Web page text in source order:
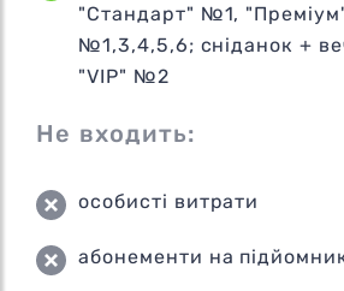
"Стандарт" №1,
№1,3,4,5,6; сніданок +
"VIP" №2
Не входить:
особисті витрати
абонементи на